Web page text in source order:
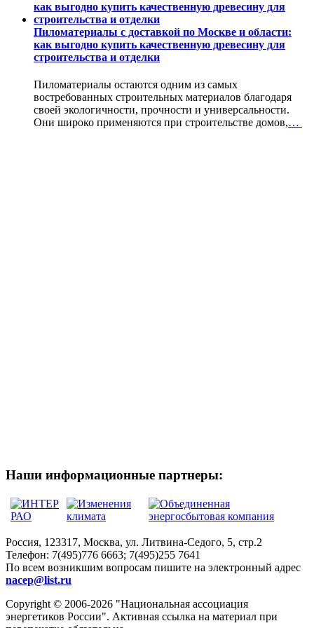
Пиломатериалы с доставкой по Москве и области:
как выгодно купить качественную древесину для
строительства и отделки
Пиломатериалы остаются одним из самых
востребованных строительных материалов благодаря
своей экологичности, прочности и универсальности.
Они широко применяются при строительстве домов,…
Наши информационные партнеры:
Россия, 123317, Москва, ул. Литвина-Седого, 5, стр.2
Телефон: 7(495)776 6663; 7(495)255 7641
По всем возникшим вопросам пишите на электронный адрес
nacep@list.ru
Copyright © 2006-2026 "Национальная ассоциация
энергетиков России". Активная ссылка на материал при